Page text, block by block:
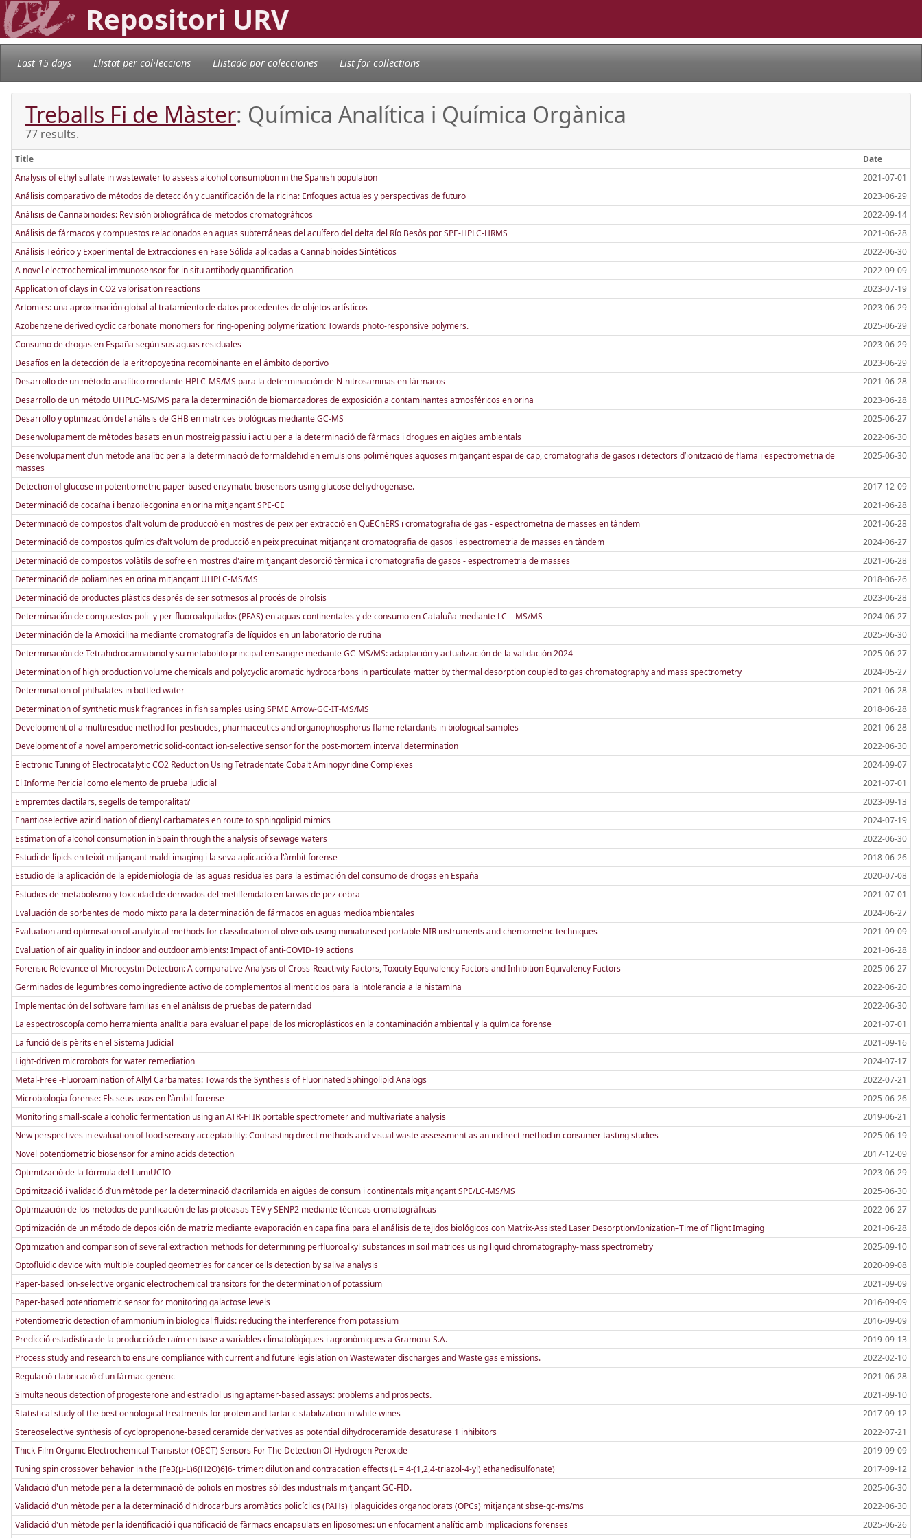
Repositori URV
Last 15 days Llistat per col·leccions Llistado por colecciones List for collections
Treballs Fi de Màster: Química Analítica i Química Orgànica
77 results.
Title
Date
Analysis of ethyl sulfate in wastewater to assess alcohol consumption in the Spanish population
2021-07-01
Análisis comparativo de métodos de detección y cuantificación de la ricina: Enfoques actuales y perspectivas de futuro
2023-06-29
Análisis de Cannabinoides: Revisión bibliográfica de métodos cromatográficos
2022-09-14
Análisis de fármacos y compuestos relacionados en aguas subterráneas del acuífero del delta del Río Besòs por SPE-HPLC-HRMS
2021-06-28
Análisis Teórico y Experimental de Extracciones en Fase Sólida aplicadas a Cannabinoides Sintéticos
2022-06-30
A novel electrochemical immunosensor for in situ antibody quantification
2022-09-09
Application of clays in CO2 valorisation reactions
2023-07-19
Artomics: una aproximación global al tratamiento de datos procedentes de objetos artísticos
2023-06-29
Azobenzene derived cyclic carbonate monomers for ring-opening polymerization: Towards photo-responsive polymers.
2025-06-29
Consumo de drogas en España según sus aguas residuales
2023-06-29
Desafíos en la detección de la eritropoyetina recombinante en el ámbito deportivo
2023-06-29
Desarrollo de un método analítico mediante HPLC-MS/MS para la determinación de N-nitrosaminas en fármacos
2021-06-28
Desarrollo de un método UHPLC-MS/MS para la determinación de biomarcadores de exposición a contaminantes atmosféricos en orina
2023-06-28
Desarrollo y optimización del análisis de GHB en matrices biológicas mediante GC-MS
2025-06-27
Desenvolupament de mètodes basats en un mostreig passiu i actiu per a la determinació de fàrmacs i drogues en aigües ambientals
2022-06-30
Desenvolupament d’un mètode analític per a la determinació de formaldehid en emulsions polimèriques aquoses mitjançant espai de cap, cromatografia de gasos i detectors d’ionització de flama i espectrometria de
masses
2025-06-30
Detection of glucose in potentiometric paper-based enzymatic biosensors using glucose dehydrogenase.
2017-12-09
Determinació de cocaïna i benzoilecgonina en orina mitjançant SPE-CE
2021-06-28
Determinació de compostos d'alt volum de producció en mostres de peix per extracció en QuEChERS i cromatografia de gas - espectrometria de masses en tàndem
2021-06-28
Determinació de compostos químics d’alt volum de producció en peix precuinat mitjançant cromatografia de gasos i espectrometria de masses en tàndem
2024-06-27
Determinació de compostos volàtils de sofre en mostres d'aire mitjançant desorció tèrmica i cromatografia de gasos - espectrometria de masses
2021-06-28
Determinació de poliamines en orina mitjançant UHPLC-MS/MS
2018-06-26
Determinació de productes plàstics després de ser sotmesos al procés de pirolsis
2023-06-28
Determinación de compuestos poli- y per-fluoroalquilados (PFAS) en aguas continentales y de consumo en Cataluña mediante LC – MS/MS
2024-06-27
Determinación de la Amoxicilina mediante cromatografía de líquidos en un laboratorio de rutina
2025-06-30
Determinación de Tetrahidrocannabinol y su metabolito principal en sangre mediante GC-MS/MS: adaptación y actualización de la validación 2024
2025-06-27
Determination of high production volume chemicals and polycyclic aromatic hydrocarbons in particulate matter by thermal desorption coupled to gas chromatography and mass spectrometry
2024-05-27
Determination of phthalates in bottled water
2021-06-28
Determination of synthetic musk fragrances in fish samples using SPME Arrow-GC-IT-MS/MS
2018-06-28
Development of a multiresidue method for pesticides, pharmaceutics and organophosphorus flame retardants in biological samples
2021-06-28
Development of a novel amperometric solid-contact ion-selective sensor for the post-mortem interval determination
2022-06-30
Electronic Tuning of Electrocatalytic CO2 Reduction Using Tetradentate Cobalt Aminopyridine Complexes
2024-09-07
El Informe Pericial como elemento de prueba judicial
2021-07-01
Empremtes dactilars, segells de temporalitat?
2023-09-13
Enantioselective aziridination of dienyl carbamates en route to sphingolipid mimics
2024-07-19
Estimation of alcohol consumption in Spain through the analysis of sewage waters
2022-06-30
Estudi de lípids en teixit mitjançant maldi imaging i la seva aplicació a l'àmbit forense
2018-06-26
Estudio de la aplicación de la epidemiología de las aguas residuales para la estimación del consumo de drogas en España
2020-07-08
Estudios de metabolismo y toxicidad de derivados del metilfenidato en larvas de pez cebra
2021-07-01
Evaluación de sorbentes de modo mixto para la determinación de fármacos en aguas medioambientales
2024-06-27
Evaluation and optimisation of analytical methods for classification of olive oils using miniaturised portable NIR instruments and chemometric techniques
2021-09-09
Evaluation of air quality in indoor and outdoor ambients: Impact of anti-COVID-19 actions
2021-06-28
Forensic Relevance of Microcystin Detection: A comparative Analysis of Cross-Reactivity Factors, Toxicity Equivalency Factors and Inhibition Equivalency Factors
2025-06-27
Germinados de legumbres como ingrediente activo de complementos alimenticios para la intolerancia a la histamina
2022-06-20
Implementación del software familias en el análisis de pruebas de paternidad
2022-06-30
La espectroscopía como herramienta analítia para evaluar el papel de los microplásticos en la contaminación ambiental y la química forense
2021-07-01
La funció dels pèrits en el Sistema Judicial
2021-09-16
Light-driven microrobots for water remediation
2024-07-17
Metal-Free -Fluoroamination of Allyl Carbamates: Towards the Synthesis of Fluorinated Sphingolipid Analogs
2022-07-21
Microbiologia forense: Els seus usos en l'àmbit forense
2025-06-26
Monitoring small-scale alcoholic fermentation using an ATR-FTIR portable spectrometer and multivariate analysis
2019-06-21
New perspectives in evaluation of food sensory acceptability: Contrasting direct methods and visual waste assessment as an indirect method in consumer tasting studies
2025-06-19
Novel potentiometric biosensor for amino acids detection
2017-12-09
Optimització de la fórmula del LumiUCIO
2023-06-29
Optimització i validació d’un mètode per la determinació d’acrilamida en aigües de consum i continentals mitjançant SPE/LC-MS/MS
2025-06-30
Optimización de los métodos de purificación de las proteasas TEV y SENP2 mediante técnicas cromatográficas
2022-06-27
Optimización de un método de deposición de matriz mediante evaporación en capa fina para el análisis de tejidos biológicos con Matrix-Assisted Laser Desorption/Ionization–Time of Flight Imaging
2021-06-28
Optimization and comparison of several extraction methods for determining perfluoroalkyl substances in soil matrices using liquid chromatography-mass spectrometry
2025-09-10
Optofluidic device with multiple coupled geometries for cancer cells detection by saliva analysis
2020-09-08
Paper-based ion-selective organic electrochemical transitors for the determination of potassium
2021-09-09
Paper-based potentiometric sensor for monitoring galactose levels
2016-09-09
Potentiometric detection of ammonium in biological fluids: reducing the interference from potassium
2016-09-09
Predicció estadística de la producció de raïm en base a variables climatològiques i agronòmiques a Gramona S.A.
2019-09-13
Process study and research to ensure compliance with current and future legislation on Wastewater discharges and Waste gas emissions.
2022-02-10
Regulació i fabricació d'un fàrmac genèric
2021-06-28
Simultaneous detection of progesterone and estradiol using aptamer-based assays: problems and prospects.
2021-09-10
Statistical study of the best oenological treatments for protein and tartaric stabilization in white wines
2017-09-12
Stereoselective synthesis of cyclopropenone-based ceramide derivatives as potential dihydroceramide desaturase 1 inhibitors
2022-07-21
Thick-Film Organic Electrochemical Transistor (OECT) Sensors For The Detection Of Hydrogen Peroxide
2019-09-09
Tuning spin crossover behavior in the [Fe3(µ-L)6(H2O)6]6- trimer: dilution and contracation effects (L = 4-(1,2,4-triazol-4-yl) ethanedisulfonate)
2017-09-12
Validació d'un mètode per a la determinació de poliols en mostres sòlides industrials mitjançant GC-FID.
2025-06-30
Validació d'un mètode per a la determinació d'hidrocarburs aromàtics policíclics (PAHs) i plaguicides organoclorats (OPCs) mitjançant sbse-gc-ms/ms
2022-06-30
Validació d'un mètode per la identificació i quantificació de fàrmacs encapsulats en liposomes: un enfocament analític amb implicacions forenses
2025-06-26